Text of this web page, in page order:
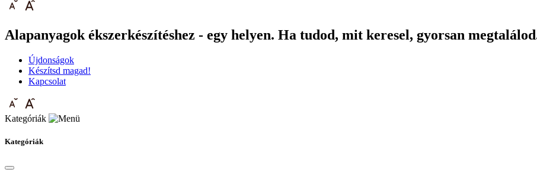
Alapanyagok ékszerkészítéshez - egy helyen. Ha tudod, mit keresel, gyorsan
Újdonságok
Készítsd magad!
Kapcsolat
Kategóriák
Kategóriák